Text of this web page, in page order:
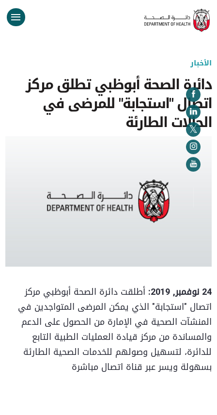
الأخبار
دائرة الصحة أبوظبي تطلق مركز
اتصال "استجابة" للمرضى في
الحالات الطارئة
24 نوفمبر, 2019:
أطلقت دائرة الصحة أبوظبي مركز
اتصال "استجابة" الذي يمكن المرضى المتواجدين في
المنشآت الصحية في الإمارة من الحصول على الدعم
والمساندة من مركز قيادة العمليات الطبية التابع
للدائرة، لتسهيل وصولهم للخدمات الصحية الطارئة
بسهولة ويسر عبر قناة اتصال مباشرة